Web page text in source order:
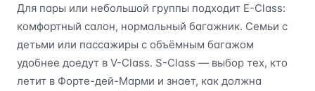
Для пары или небольшой группы подходит E-Class:
комфортный салон, нормальный багажник. Семьи с
детьми или пассажиры с объёмным багажом
удобнее доедут в V-Class. S-Class — выбор тех, кто
летит в Форте-дей-Марми и знает, как должна